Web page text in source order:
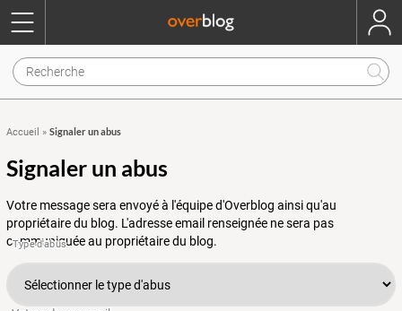
Accueil » Signaler un abus
Signaler un abus
Votre message sera envoyé à l'équipe d'Overblog ainsi qu'au
propriétaire du blog. L'adresse email renseignée ne sera pas
communiquée au propriétaire du blog.